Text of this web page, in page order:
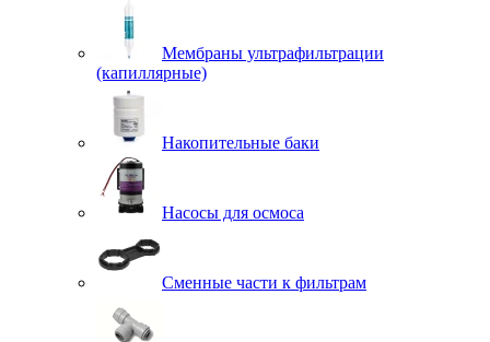
Мембраны ультрафильтрации
(капиллярные)
Накопительные баки
Насосы для осмоса
Сменные части к фильтрам